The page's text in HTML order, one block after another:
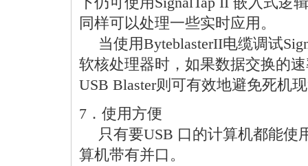
同样可以处理一些实时应用。
当使用ByteblasterII电缆调试
软核处理器时，如果数据交换的
USB Blaster则可有效地避免死机
7．使用方便
只有要USB 口的计算机都能使
算机带有并口。